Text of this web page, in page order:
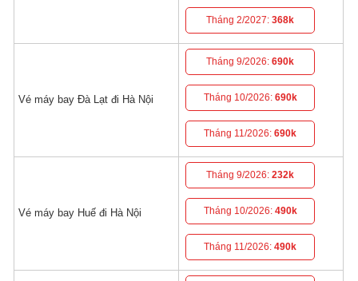
Tháng 2/2027:368k
Vé máy bay Đà Lạt đi Hà Nội
Tháng 9/2026:690k
Tháng 10/2026: 690k
Tháng 11/2026:690k
Vé máy bay Huế đi Hà Nội
Tháng 9/2026:232k
Tháng 10/2026: 490k
Tháng 11/2026:490k